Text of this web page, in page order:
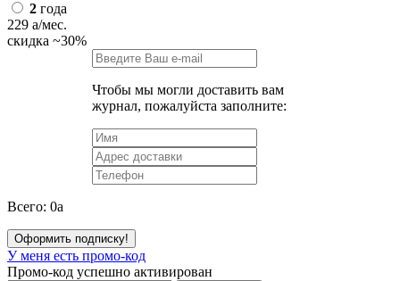
2 года
229 a/мес.
скидка ~30%
Чтобы мы могли доставить вам
журнал, пожалуйста заполните:
Всего: 0a
Оформить подписку!
У меня есть промо-код
Промо-код успешно активирован